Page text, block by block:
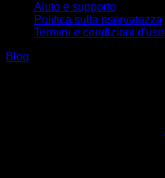
Aiuto e supporto
Politica sulla riservatezza
Termini e condizioni d'uso
Blog